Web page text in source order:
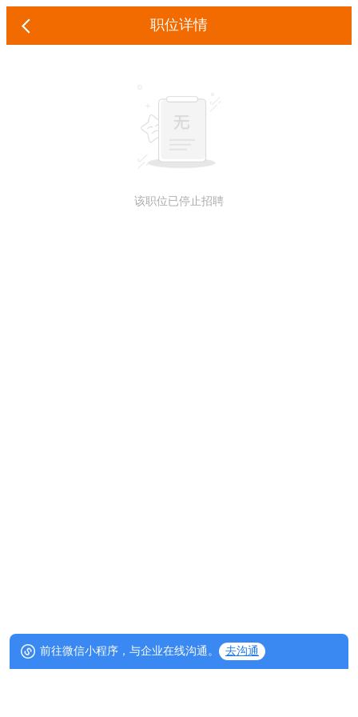
职位详情
该职位已停止招聘
前往微信小程序，与企业在线沟通。 去沟通